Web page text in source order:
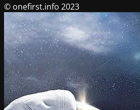
© onefirst.info 2023